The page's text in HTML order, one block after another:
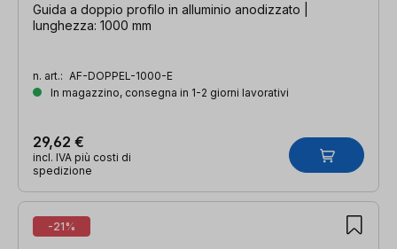
Guida a doppio profilo in alluminio anodizzato |
lunghezza: 1000 mm
n. art.: AF-DOPPEL-1000-E
In magazzino, consegna in 1-2 giorni lavorativi
29,62 €
incl. IVA più costi di
spedizione
-21%